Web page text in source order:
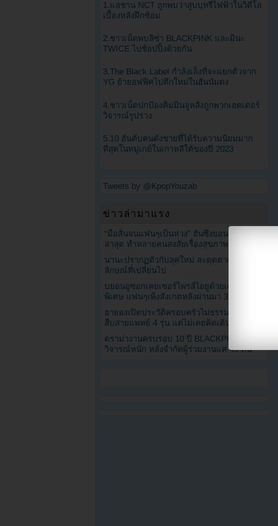
1.แฮชาน NCT ถูกพบว่าสูบบุหรี่ไฟฟ้าในวิดีโอ
เบื้องหลังฝึกซ้อม
2.ชาวเน็ตพบลิซ่า BLACKPINK และมินะ
TWICE ไปช้อปปิ้งด้วยกัน
3.The Black Label กำลังเล็งที่จะแยกตัวจาก
YG ย้ายอฟฟิศไปตึกใหม่ในฮันนัมดง
4.ชาวเน็ตปกป้องคิมมินจูหลังถูกพวกเฮดเตอร์
วิจารณ์รูปร่าง
5.10 อันดับคนดังชายที่ได้รับความนิยมมาก
ที่สุดในหมู่เกย์ในเกาหลีใต้ของปี 2023
Tweets by @KpopYouzab
ข่าวล่ามาแรง
“มือสั่นจนแฟนๆเป็นห่วง” ฮันซึงยอนเผยภาพ
ล่าสุด ทำหลายคนสงสัยเรื่องสุขภาพ
นานะปรากฏตัวกับลุคใหม่ สะดุดตาด้วยภาพ
ลักษณ์ที่เปลี่ยนไป
บยอนอูซอกเคยเซอร์ไพรส์ไอยูด้วยเค้กสั่งทำ
พิเศษ แฟนๆเพิ่งสังเกตหลังผ่านมา 3 เดือน
ฮายองเปิดประวัติครอบครัวไม่ธรรมดา
สืบสายแพทย์ 4 รุ่น แต่ไม่เคยคิดเดินตามรอย
ดราม่างานครบรอบ 10 ปี BLACKPINK แฟน
วิจารณ์หนัก หลังจำกัดผู้ร่วมงานแค่ 40 คน